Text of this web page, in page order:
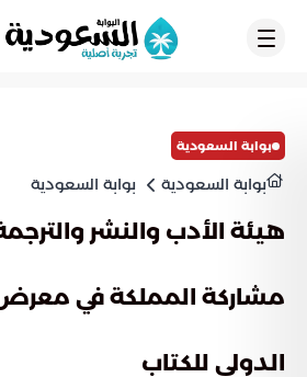
بوابة السعودية
بوابة السعودية بوابة السعودية
هيئة الأدب والنشر
مشاركة المملكة في
الدولي للكتاب